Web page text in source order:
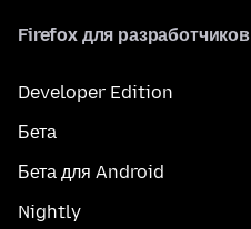
Firefox для разработчиков
Developer Edition
Бета
Бета для Android
Nightly